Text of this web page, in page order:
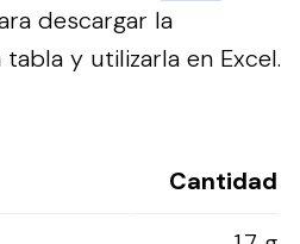
descargar la
y utilizarla en Excel.
Cantidad